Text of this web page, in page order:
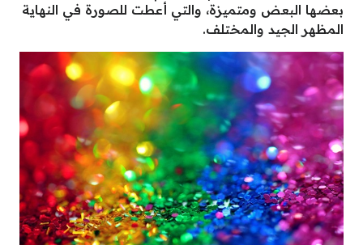
بعضها البعض ومتميزة، والتي أعطت للصورة في النهاية
المظهر الجيد والمختلف.